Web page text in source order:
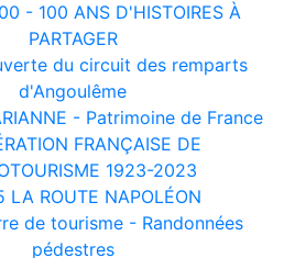
- 100 ANS D'HISTOIRES À
PARTAGER
du circuit des remparts
d'Angoulême
- Patrimoine de France
FRANÇAISE DE
1923-2023
LA ROUTE NAPOLÉON
de tourisme - Randonnées
pédestres